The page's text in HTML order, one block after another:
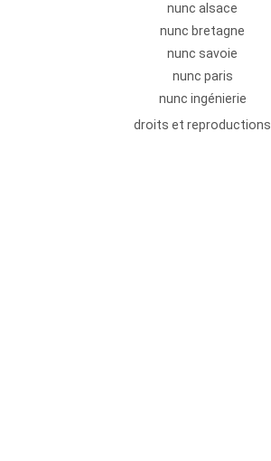
nunc alsace
nunc bretagne
nunc savoie
nunc paris
nunc ingénierie
droits et reproductions